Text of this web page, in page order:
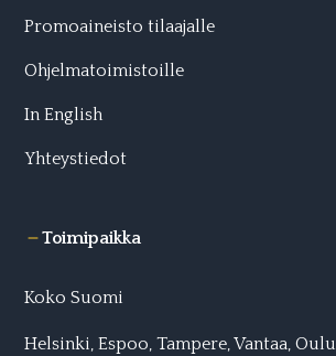
Promoaineisto tilaajalle
Ohjelmatoimistoille
In English
Yhteystiedot
Toimipaikka
Koko Suomi
Helsinki,Espoo,Tampere,Vantaa,Oulu